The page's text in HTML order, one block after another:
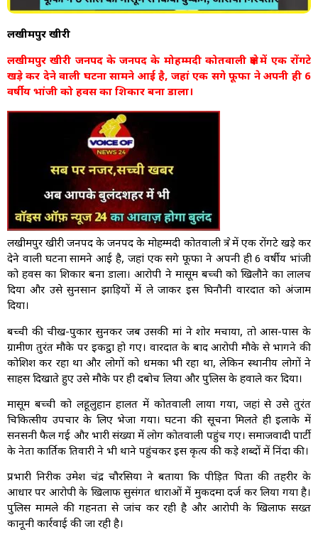
लखीमपुर खीरी
लखीमपुर खीरी जनपद के जनपद के मोहम्मदी कोतवाली क्षेत्र में एक रोंगटे
खड़े कर देने वाली घटना सामने आई है, जहां एक सगे फूफा ने अपनी ही 6
वर्षीय भांजी को हवस का शिकार बना डाला।
लखीमपुर खीरी जनपद के जनपद के मोहम्मदी कोतवाली क्षेत्र में एक रोंगटे खड़े कर
देने वाली घटना सामने आई है, जहां एक सगे फूफा ने अपनी ही 6 वर्षीय भांजी
को हवस का शिकार बना डाला। आरोपी ने मासूम बच्ची को खिलौने का लालच
दिया और उसे सुनसान झाड़ियों में ले जाकर इस घिनौनी वारदात को अंजाम
दिया।
बच्ची की चीख-पुकार सुनकर जब उसकी मां ने शोर मचाया, तो आस-पास के
ग्रामीण तुरंत मौके पर इकट्ठा हो गए। वारदात के बाद आरोपी मौके से भागने की
कोशिश कर रहा था और लोगों को धमका भी रहा था, लेकिन स्थानीय लोगों ने
साहस दिखाते हुए उसे मौके पर ही दबोच लिया और पुलिस के हवाले कर दिया।
मासूम बच्ची को लहूलुहान हालत में कोतवाली लाया गया, जहां से उसे तुरंत
चिकित्सीय उपचार के लिए भेजा गया। घटना की सूचना मिलते ही इलाके में
सनसनी फैल गई और भारी संख्या में लोग कोतवाली पहुंच गए। समाजवादी पार्टी
के नेता कार्तिक तिवारी ने भी थाने पहुंचकर इस कृत्य की कड़े शब्दों में निंदा की।
प्रभारी निरीक्षक उमेश चंद्र चौरसिया ने बताया कि पीड़ित पिता की तहरीर के
आधार पर आरोपी के खिलाफ सुसंगत धाराओं में मुकदमा दर्ज कर लिया गया है।
पुलिस मामले की गहनता से जांच कर रही है और आरोपी के खिलाफ सख्त
कानूनी कार्रवाई की जा रही है।